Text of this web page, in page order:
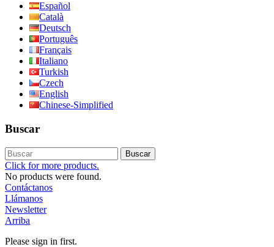
Español
Català
Deutsch
Português
Français
Italiano
Turkish
Czech
English
Chinese-Simplified
Buscar
Buscar
Click for more products.
No products were found.
Contáctanos
Llámanos
Newsletter
Arriba
Please sign in first.